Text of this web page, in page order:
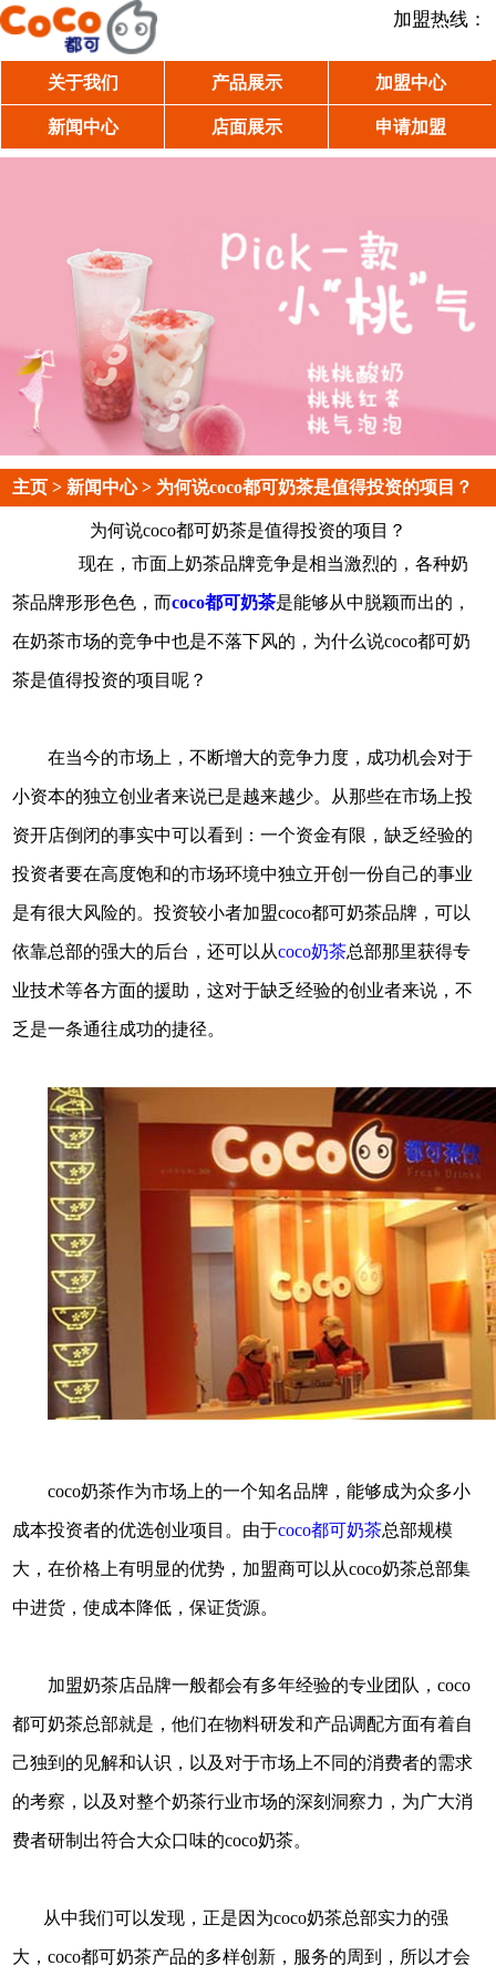
加盟热线：
关于我们 产品展示 加盟中心
新闻中心 店面展示 申请加盟
主页 > 新闻中心> 为何说coco都可奶茶是值得投资的项目？
为何说coco都可奶茶是值得投资的项目？
现在，市面上奶茶品牌竞争是相当激烈的，各种奶
茶品牌形形色色，而coco都可奶茶是能够从中脱颖而出的，
在奶茶市场的竞争中也是不落下风的，为什么说coco都可奶
茶是值得投资的项目呢？
在当今的市场上，不断增大的竞争力度，成功机会对于
小资本的独立创业者来说已是越来越少。从那些在市场上投
资开店倒闭的事实中可以看到：一个资金有限，缺乏经验的
投资者要在高度饱和的市场环境中独立开创一份自己的事业
是有很大风险的。投资较小者加盟coco都可奶茶品牌，可以
依靠总部的强大的后台，还可以从coco奶茶总部那里获得专
业技术等各方面的援助，这对于缺乏经验的创业者来说，不
乏是一条通往成功的捷径。
coco奶茶作为市场上的一个知名品牌，能够成为众多小
成本投资者的优选创业项目。由于coco都可奶茶总部规模
大，在价格上有明显的优势，加盟商可以从coco奶茶总部集
中进货，使成本降低，保证货源。
加盟奶茶店品牌一般都会有多年经验的专业团队，coco
都可奶茶总部就是，他们在物料研发和产品调配方面有着自
己独到的见解和认识，以及对于市场上不同的消费者的需求
的考察，以及对整个奶茶行业市场的深刻洞察力，为广大消
费者研制出符合大众口味的coco奶茶。
从中我们可以发现，正是因为coco奶茶总部实力的强
大，coco都可奶茶产品的多样创新，服务的周到，所以才会